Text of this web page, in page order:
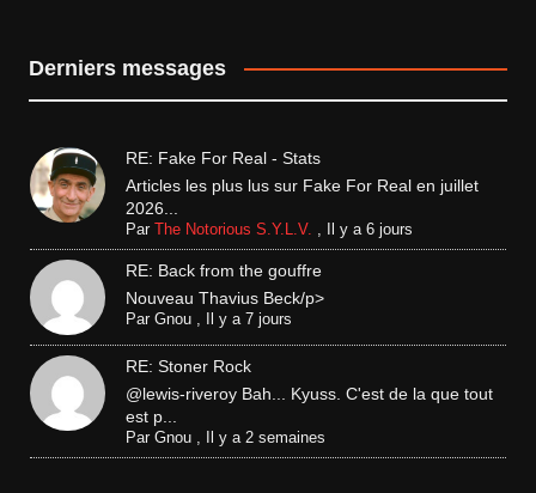
Derniers messages
RE: Fake For Real - Stats
Articles les plus lus sur Fake For Real en juillet
2026...
Par The Notorious S.Y.L.V. Il y a 6 jours
RE: Back from the gouffre
Nouveau Thavius Beck/p>
Par Gnou, Il y a 7 jours
RE: Stoner Rock
@lewis-riveroy Bah... Kyuss. C'est de la que tout
est p...
Par Gnou, Il y a 2 semaines